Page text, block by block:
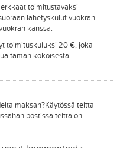
toimitustavaksi
lähetyskulut vuokran
kanssa.
toimituskuluksi 20 €, joka
tämän kokoisesta
maksan?Käytössä teltta
postissa teltta on